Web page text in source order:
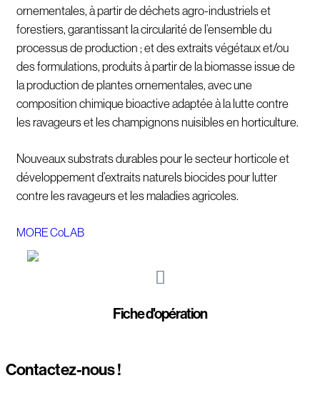
ornementales, à partir de déchets agro-industriels et
forestiers, garantissant la circularité de l’ensemble du
processus de production ; et des extraits végétaux et/ou
des formulations, produits à partir de la biomasse issue de
la production de plantes ornementales, avec une
composition chimique bioactive adaptée à la lutte contre
les ravageurs et les champignons nuisibles en horticulture.
Nouveaux substrats durables pour le secteur horticole et
développement d’extraits naturels biocides pour lutter
contre les ravageurs et les maladies agricoles.
MORE CoLAB
Fiche d'opération
Contactez-nous !